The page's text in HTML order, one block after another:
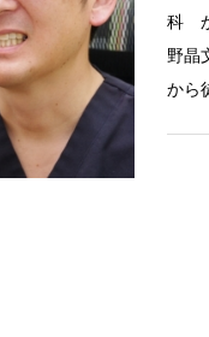
科
野晶
から